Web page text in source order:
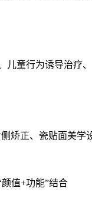
儿童行为诱导治疗
矫正、瓷贴面美学
值+功能”结合